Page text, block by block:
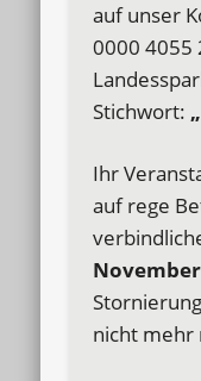
auf unser
0000 4055
Stichwort:
Ihr
auf rege
nicht mehr